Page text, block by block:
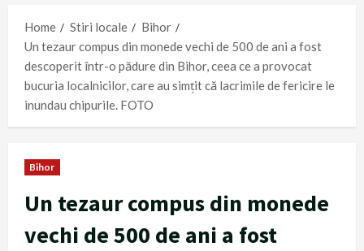
Home
Stiri locale
Bihor
Un tezaur compus din monede vechi de 500 de ani a fost
descoperit într-o pădure din Bihor, ceea ce a provocat
bucuria localnicilor, care au simţit că lacrimile de fericire le
inundau chipurile. FOTO
Bihor
Un tezaur compus din monede
vechi de 500 de ani a fost